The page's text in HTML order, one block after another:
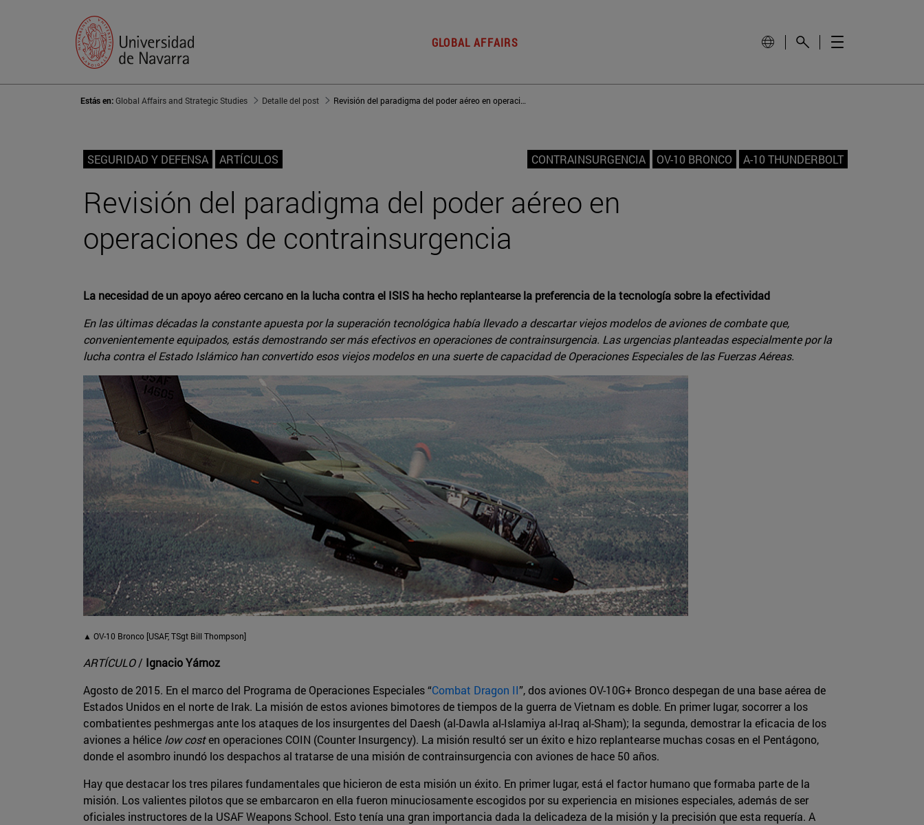
GLOBAL AFFAIRS
Estás en:Global Affairs and Strategic Studies Detalle del post Revisión del paradigma del poder aéreo en operaciones de contrainsurgencia
SEGURIDAD Y DEFENSA ARTÍCULOS CONTRAINSURGENCIA OV-10 BRONCO A-10 THUNDERBOLT
Revisión del paradigma del poder aéreo en
operaciones de contrainsurgencia
La necesidad de un apoyo aéreo cercano en la lucha contra el ISIS ha hecho replantearse la preferencia de la tecnología sobre la efectividad
En las últimas décadas la constante apuesta por la superación tecnológica había llevado a descartar viejos modelos de aviones de combate que,
convenientemente equipados, estás demostrando ser más efectivos en operaciones de contrainsurgencia. Las urgencias planteadas especialmente por la
lucha contra el Estado Islámico han convertido esos viejos modelos en una suerte de capacidad de Operaciones Especiales de las Fuerzas Aéreas.
▲ OV-10 Bronco [USAF, TSgt Bill Thompson]
ARTÍCULO/ Ignacio Yárnoz
Agosto de 2015. En el marco del Programa de Operaciones Especiales “Combat Dragon II”, dos aviones OV-10G+ Bronco despegan de una base aérea de
Estados Unidos en el norte de Irak. La misión de estos aviones bimotores de tiempos de la guerra de Vietnam es doble. En primer lugar, socorrer a los
combatientes peshmergas ante los ataques de los insurgentes del Daesh (al-Dawla al-Islamiya al-Iraq al-Sham); la segunda, demostrar la eficacia de los
aviones a hélice low costen operaciones COIN (Counter Insurgency). La misión resultó ser un éxito e hizo replantearse muchas cosas en el Pentágono,
donde el asombro inundó los despachos al tratarse de una misión de contrainsurgencia con aviones de hace 50 años.
Hay que destacar los tres pilares fundamentales que hicieron de esta misión un éxito. En primer lugar, está el factor humano que formaba parte de la
misión. Los valientes pilotos que se embarcaron en ella fueron minuciosamente escogidos por su experiencia en misiones especiales, además de ser
oficiales instructores de la USAF Weapons School. Esto tenía una gran importancia dada la delicadeza de la misión y la precisión que esta requería. A